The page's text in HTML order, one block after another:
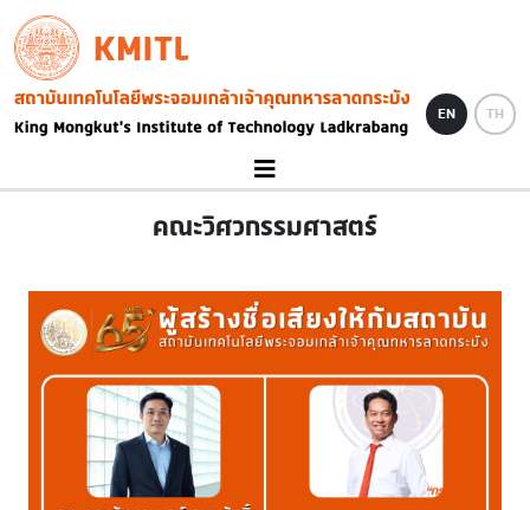
Skip to main content
KMITL
Image
EN TH
คณะวิศวกรรมศาสตร์